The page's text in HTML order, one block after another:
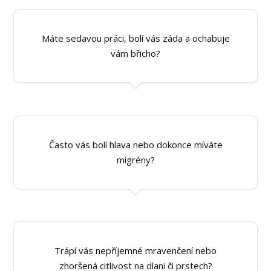
Máte sedavou práci, bolí vás záda a ochabuje
vám břicho?
Často vás bolí hlava nebo dokonce míváte
migrény?
Trápí vás nepříjemné mravenčení nebo
zhoršená citlivost na dlani či prstech?